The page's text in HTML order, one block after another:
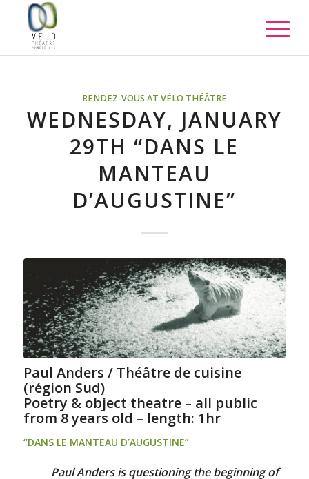
RENDEZ-VOUS AT VÉLO THÉÂTRE
WEDNESDAY, JANUARY
29TH “DANS LE
MANTEAU
D’AUGUSTINE”
Paul Anders / Théâtre de cuisine
(région Sud)
Poetry & object theatre – all public
from 8 years old – length: 1hr
“DANS LE MANTEAU D’AUGUSTINE”
Paul Anders is questioning the beginning of